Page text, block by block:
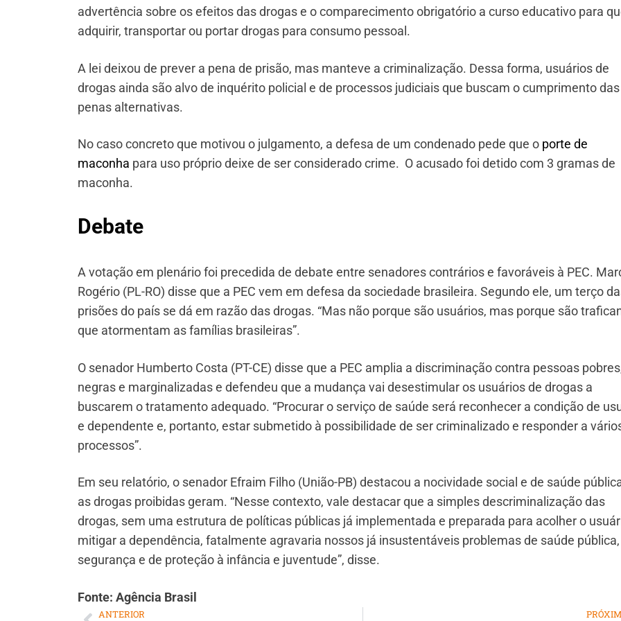
advertência sobre os efeitos das drogas e o comparecimento obrigatório a curso educativo para
adquirir, transportar ou portar drogas para consumo pessoal.
A lei deixou de prever a pena de prisão, mas manteve a criminalização. Dessa forma, usuários de
drogas ainda são alvo de inquérito policial e de processos judiciais que buscam o cumprimento das
penas alternativas.
No caso concreto que motivou o julgamento, a defesa de um condenado pede que o porte de
maconha para uso próprio deixe de ser considerado crime. O acusado foi detido com 3 gramas de
maconha.
Debate
A votação em plenário foi precedida de debate entre senadores contrários e favoráveis à PEC.
Rogério (PL-RO) disse que a PEC vem em defesa da sociedade brasileira. Segundo ele, um terço
prisões do país se dá em razão das drogas. “Mas não porque são usuários, mas porque são
que atormentam as famílias brasileiras”.
O senador Humberto Costa (PT-CE) disse que a PEC amplia a discriminação contra pessoas
negras e marginalizadas e defendeu que a mudança vai desestimular os usuários de drogas a
buscarem o tratamento adequado. “Procurar o serviço de saúde será reconhecer a condição de
e dependente e, portanto, estar submetido à possibilidade de ser criminalizado e responder a
processos”.
Em seu relatório, o senador Efraim Filho (União-PB) destacou a nocividade social e de saúde
as drogas proibidas geram. “Nesse contexto, vale destacar que a simples descriminalização das
drogas, sem uma estrutura de políticas públicas já implementada e preparada para acolher o
mitigar a dependência, fatalmente agravaria nossos já insustentáveis problemas de saúde
segurança e de proteção à infância e juventude”, disse.
Fonte: Agência Brasil
ANTERIOR